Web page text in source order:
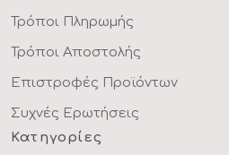
Τρόποι Πληρωμής
Τρόποι Αποστολής
Επιστροφές Προϊόντων
Συχνές Ερωτήσεις
Κατηγορίες